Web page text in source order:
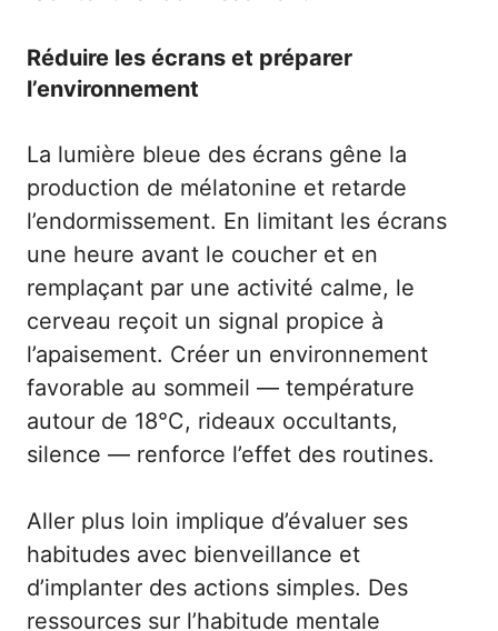
Réduire les écrans et préparer
l’environnement
La lumière bleue des écrans gêne la
production de mélatonine et retarde
l’endormissement. En limitant les écrans
une heure avant le coucher et en
remplaçant par une activité calme, le
cerveau reçoit un signal propice à
l’apaisement. Créer un environnement
favorable au sommeil — température
autour de 18°C, rideaux occultants,
silence — renforce l’effet des routines.
Aller plus loin implique d’évaluer ses
habitudes avec bienveillance et
d’implanter des actions simples. Des
ressources sur l’habitude mentale